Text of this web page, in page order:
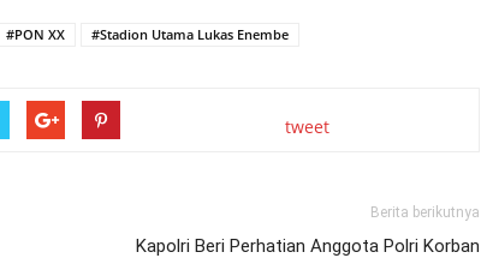
#PON XX #Stadion Utama Lukas Enembe
tweet
Berita berikutnya
Kapolri Beri Perhatian Anggota Polri Korban